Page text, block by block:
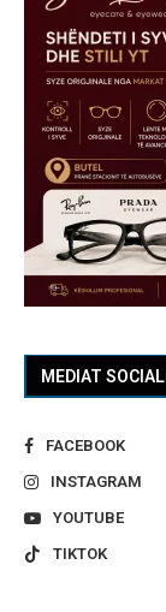
MEDIAT
FACEBOOK
INSTAGRAM
YOUTUBE
TIKTOK